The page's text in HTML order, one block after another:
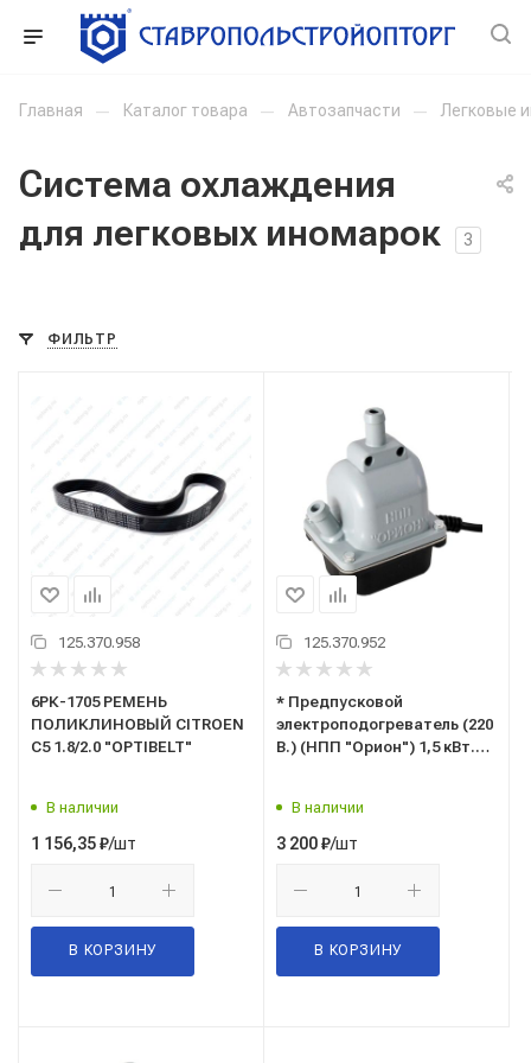
Главная — Каталог товара — Автозапчасти — Легковые
Система охлаждения
для легковых иномарок
3
ФИЛЬТР
125.370.958
6РК-1705 РЕМЕНЬ
ПОЛИКЛИНОВЫЙ CITROEN
C5 1.8/2.0 "OPTIBELT"
В наличии
1 156,35₽/шт
В КОРЗИНУ
125.370.952
* Предпусковой
электроподогреватель (220
В.) (НПП "Орион") 1,5 кВт.
КИА Рио)
В наличии
3 200₽/шт
В КОРЗИНУ